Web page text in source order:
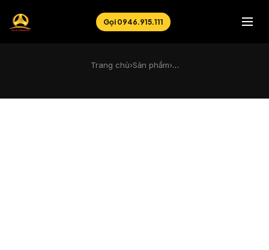
Gọi 0946.915.111
Trang chủ›Sản phẩm›…